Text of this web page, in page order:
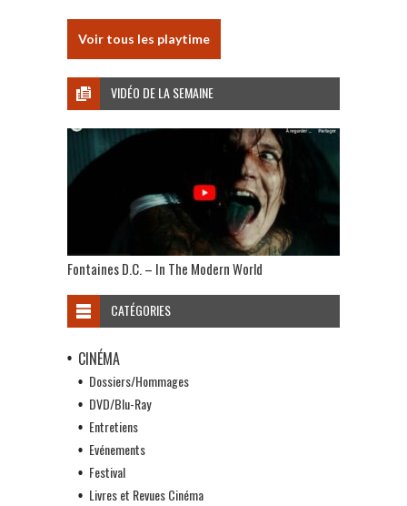
Voir tous les playtime
VIDÉO DE LA SEMAINE
Fontaines D.C. – In The Modern World
CATÉGORIES
CINÉMA
Dossiers/Hommages
DVD/Blu-Ray
Entretiens
Evénements
Festival
Livres et Revues Cinéma